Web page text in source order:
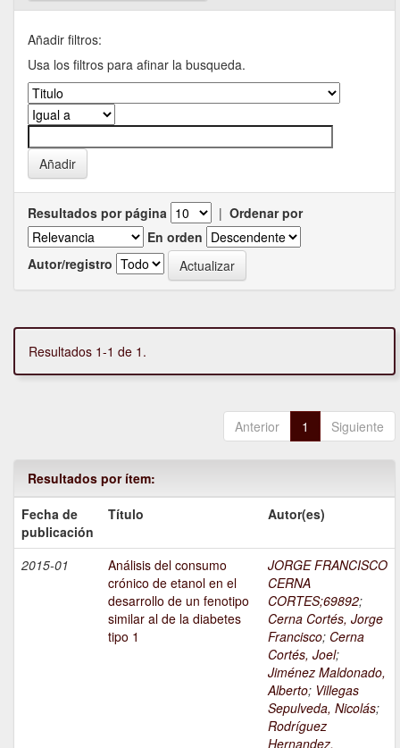
Añadir filtros:
Usa los filtros para afinar la busqueda.
Resultados por página | Ordenar por
En orden
Autor/registro
Resultados 1-1 de 1.
Anterior 1 Siguiente
Resultados por ítem:
Fecha de
publicación
Título Autor(es)
2015-01
Análisis del consumo
crónico de etanol en el
desarrollo de un fenotipo
similar al de la diabetes
tipo 1
JORGE FRANCISCO
CERNA
CORTES;69892;
Cerna Cortés, Jorge
Francisco; Cerna
Cortés, Joel;
Jiménez Maldonado,
Alberto; Villegas
Sepulveda, Nicolás;
Rodríguez
Hernandez,